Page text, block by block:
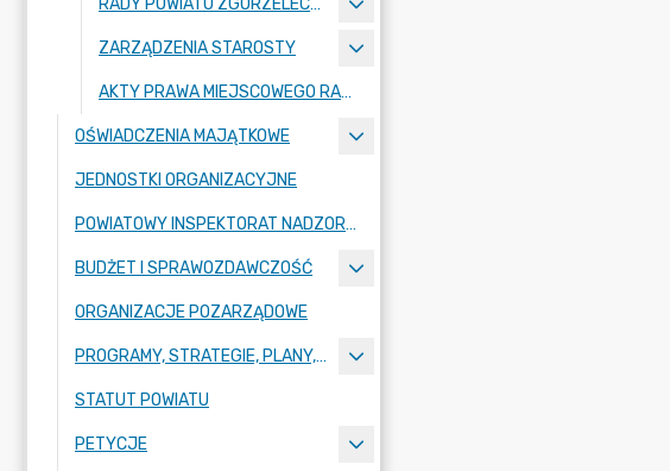
RADY POWIATU ZGORZELECKIEGO
ZARZĄDZENIA STAROSTY
AKTY PRAWA MIEJSCOWEGO RADY POWIATU ZGORZELECKIEGO
OŚWIADCZENIA MAJĄTKOWE
JEDNOSTKI ORGANIZACYJNE
POWIATOWY INSPEKTORAT NADZORU BUDOWLANEGO
BUDŻET I SPRAWOZDAWCZOŚĆ
ORGANIZACJE POZARZĄDOWE
PROGRAMY, STRATEGIE, PLANY, RAPORTY
STATUT POWIATU
PETYCJE